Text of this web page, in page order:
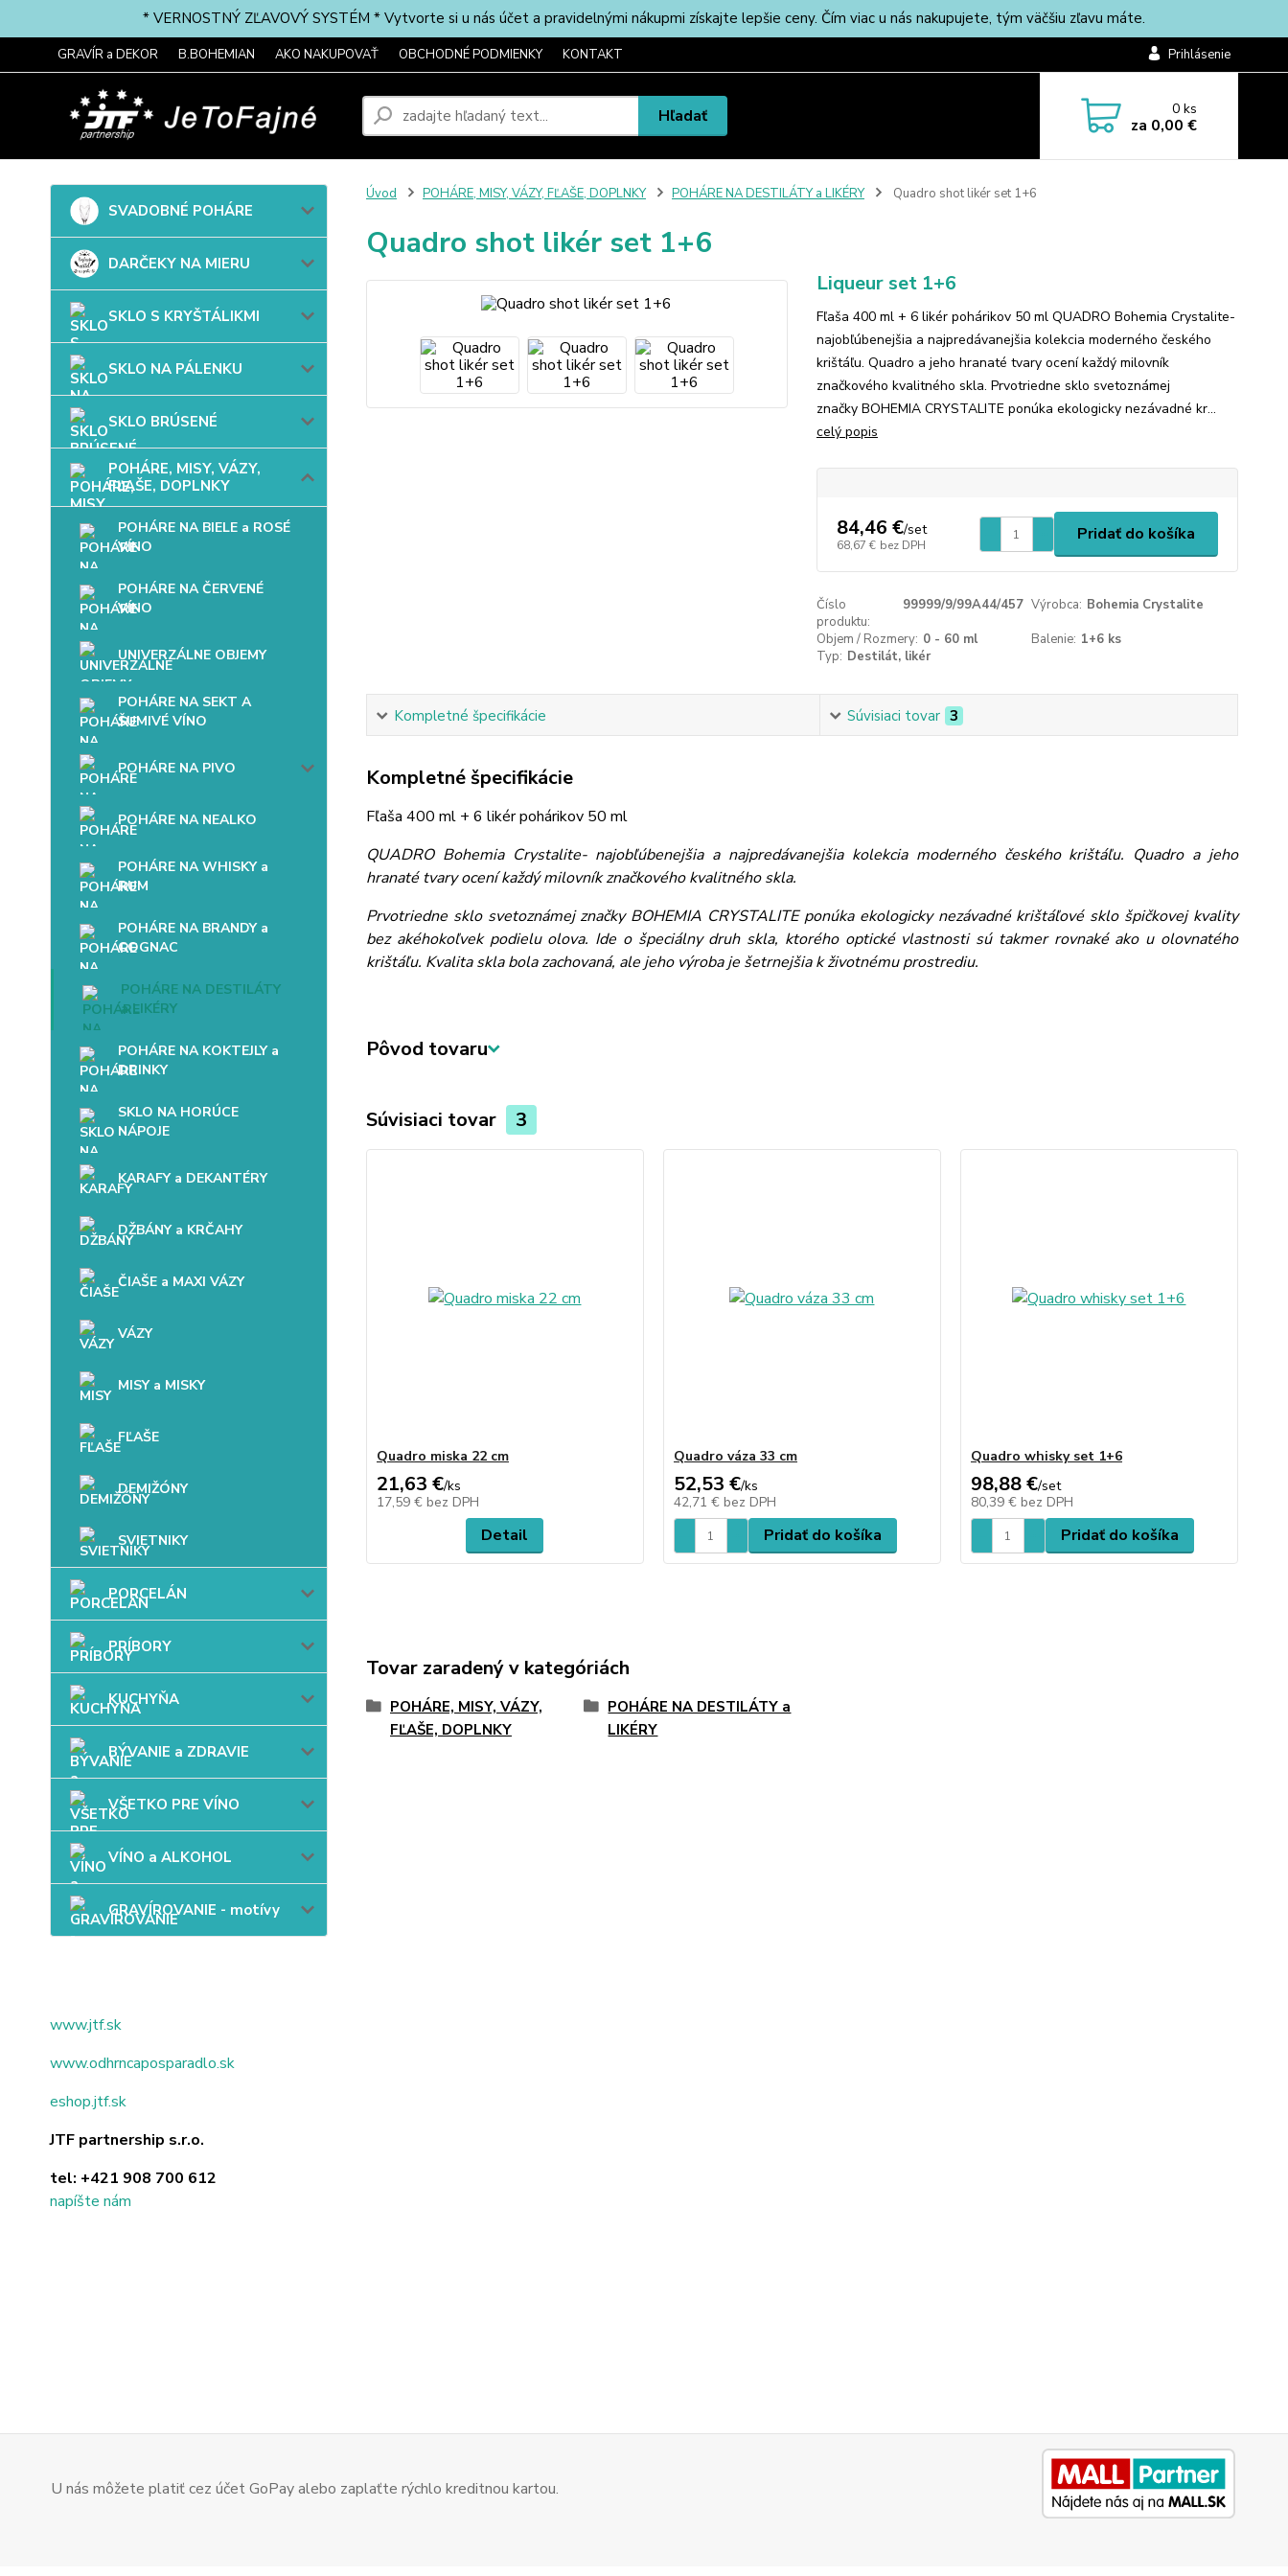
* VERNOSTNÝ ZĽAVOVÝ SYSTÉM * Vytvorte si u nás účet a pravidelnými nákupmi získajte lepšie ceny. Čím viac u nás nakupujete, tým väčšiu zľavu máte.
GRAVÍR a DEKOR B.BOHEMIAN AKO NAKUPOVAŤ OBCHODNÉ PODMIENKY KONTAKT Prihlásenie
Hľadať 0ks
za 0,00 €
SVADOBNÉ POHÁRE
DARČEKY NA MIERU
SKLO S KRYŠTÁLIKMI
SKLO NA PÁLENKU
SKLO BRÚSENÉ
POHÁRE, MISY, VÁZY,
FĽAŠE, DOPLNKY
POHÁRE NA BIELE a ROSÉ
VÍNO
POHÁRE NA ČERVENÉ
VÍNO
UNIVERZÁLNE OBJEMY
POHÁRE NA SEKT A
ŠUMIVÉ VÍNO
POHÁRE NA PIVO
POHÁRE NA NEALKO
POHÁRE NA WHISKY a
RUM
POHÁRE NA BRANDY a
COGNAC
POHÁRE NA DESTILÁTY
a LIKÉRY
POHÁRE NA KOKTEJLY a
DRINKY
SKLO NA HORÚCE
NÁPOJE
KARAFY a DEKANTÉRY
DŽBÁNY a KRČAHY
ČIAŠE a MAXI VÁZY
VÁZY
MISY a MISKY
FĽAŠE
DEMIŽÓNY
SVIETNIKY
PORCELÁN
PRÍBORY
KUCHYŇA
BÝVANIE a ZDRAVIE
VŠETKO PRE VÍNO
VÍNO a ALKOHOL
GRAVÍROVANIE - motívy
www.jtf.sk
www.odhrncaposparadlo.sk
eshop.jtf.sk
JTF partnership s.r.o.
tel: +421 908 700 612
napíšte nám
Úvod POHÁRE, MISY, VÁZY, FĽAŠE, DOPLNKY POHÁRE NA DESTILÁTY a LIKÉRY Quadro shot likér set 1+6
Quadro shot likér set 1+6
Liqueur set 1+6
Fľaša 400 ml + 6 likér pohárikov 50 ml QUADRO Bohemia Crystalite-
najobľúbenejšia a najpredávanejšia kolekcia moderného českého
krištáľu. Quadro a jeho hranaté tvary ocení každý milovník
značkového kvalitného skla. Prvotriedne sklo svetoznámej
značky BOHEMIA CRYSTALITE ponúka ekologicky nezávadné kr...
celý popis
84,46 €/set
68,67 € bez DPH
Pridať do košíka
Číslo
produktu:
99999/9/99A44/457 Výrobca: Bohemia Crystalite
Objem / Rozmery: 0 - 60 ml Balenie: 1+6 ks
Typ: Destilát, likér
Kompletné špecifikácie Súvisiaci tovar 3
Kompletné špecifikácie
Fľaša 400 ml + 6 likér pohárikov 50 ml
QUADRO Bohemia Crystalite- najobľúbenejšia a najpredávanejšia kolekcia moderného českého krištáľu. Quadro a jeho
hranaté tvary ocení každý milovník značkového kvalitného skla.
Prvotriedne sklo svetoznámej značky BOHEMIA CRYSTALITE ponúka ekologicky nezávadné krištáľové sklo špičkovej kvality
bez akéhokoľvek podielu olova. Ide o špeciálny druh skla, ktorého optické vlastnosti sú takmer rovnaké ako u olovnatého
krištáľu. Kvalita skla bola zachovaná, ale jeho výroba je šetrnejšia k životnému prostrediu.
Pôvod tovaru
Súvisiaci tovar 3
Quadro miska 22 cm
21,63 €/ks
17,59 € bez DPH
Detail
Quadro váza 33 cm
52,53 €/ks
42,71 € bez DPH
Pridať do košíka
Quadro whisky set 1+6
98,88 €/set
80,39 € bez DPH
Pridať do košíka
Tovar zaradený v kategóriách
POHÁRE, MISY, VÁZY,
FĽAŠE, DOPLNKY
POHÁRE NA DESTILÁTY a
LIKÉRY
U nás môžete platiť cez účet GoPay alebo zaplaťte rýchlo kreditnou kartou.